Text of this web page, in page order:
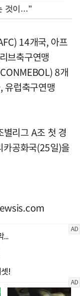
것이…"
14개국, 아프
브축구연맹
8개
유럽축구연맹
리그 A조 첫 경
카공화국(25일)을